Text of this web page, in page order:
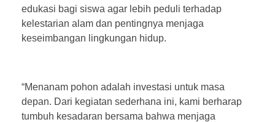
edukasi bagi siswa agar lebih peduli terhadap
kelestarian alam dan pentingnya menjaga
keseimbangan lingkungan hidup.
“Menanam pohon adalah investasi untuk masa
depan. Dari kegiatan sederhana ini, kami berharap
tumbuh kesadaran bersama bahwa menjaga